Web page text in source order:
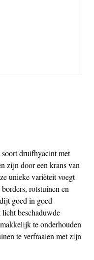
druifhyacint met
zijn door een krans van
unieke variëteit voegt
rotstuinen en
goed in goed
beschaduwde
te onderhouden
te verfraaien met zijn